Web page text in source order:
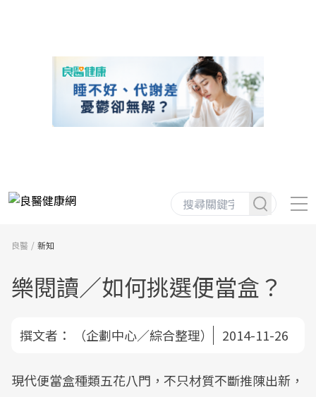
良醫 新知
樂閱讀／如何挑選便當盒？
撰文者： （企劃中心／綜合整理） 2014-11-26
現代便當盒種類五花八門，不只材質不斷推陳出新，